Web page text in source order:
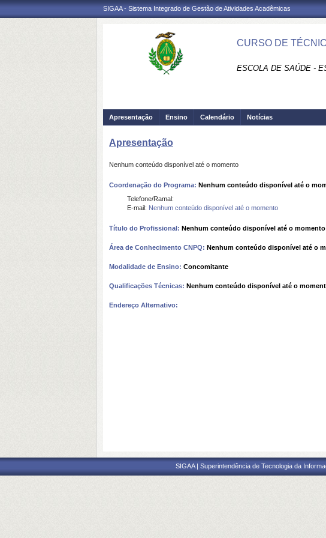
SIGAA - Sistema Integrado de Gestão de Atividades Acadêmicas
CURSO DE
ESCOLA DE SAÚDE -
Apresentação Ensino Calendário Notícias
Apresentação
Nenhum conteúdo disponível até o momento
Coordenação do Programa: Nenhum conteúdo disponível até o
Telefone/Ramal:
E-mail: Nenhum conteúdo disponível até o momento
Título do Profissional: Nenhum conteúdo disponível até o momento
Área de Conhecimento CNPQ: Nenhum conteúdo disponível até o
Modalidade de Ensino: Concomitante
Qualificações Técnicas: Nenhum conteúdo disponível até o
Endereço Alternativo:
SIGAA | Superintendência de Tecnologia da